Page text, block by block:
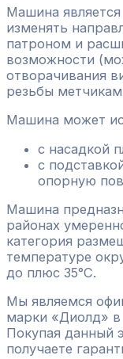
Машина
изменять
патроном и
возможности
отворачивания
резьбы
Машина может
с насадкой
с
опорную
Машина
районах
категория
температуре
до плюс 35°С.
Мы являемся
марки «Диолд»
Покупая данный
получаете